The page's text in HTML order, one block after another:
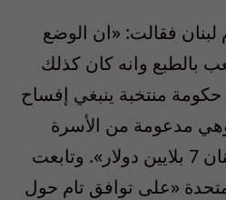
لبنان فقالت: «ان الوضع
بالطبع وانه كان كذلك
حكومة منتخبة ينبغي إفساح
مدعومة من الأسرة
الدولية التي قدمت للبنان 7 بلايين دولار». وتابعت
«على توافق تام حول